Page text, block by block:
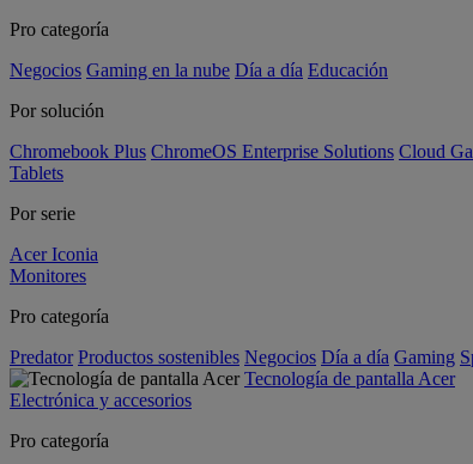
Pro categoría
Negocios Gaming en la nube Día a día Educación
Por solución
Chromebook Plus ChromeOS Enterprise Solutions Cloud
Tablets
Por serie
Acer Iconia
Monitores
Pro categoría
Predator Productos sostenibles Negocios Día a día Gaming
Tecnología de pantalla Acer
Electrónica y accesorios
Pro categoría